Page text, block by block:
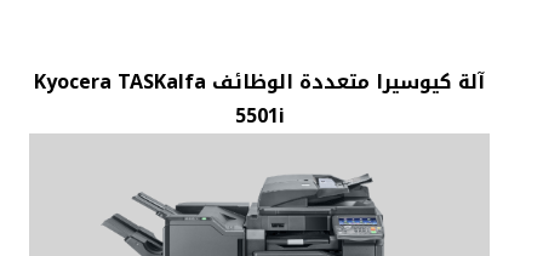
آلة كيوسيرا متعددة الوظائف Kyocera TASKalfa
5501i